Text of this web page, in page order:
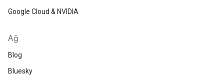
Google Cloud & NVIDIA
Ağ
Blog
Bluesky